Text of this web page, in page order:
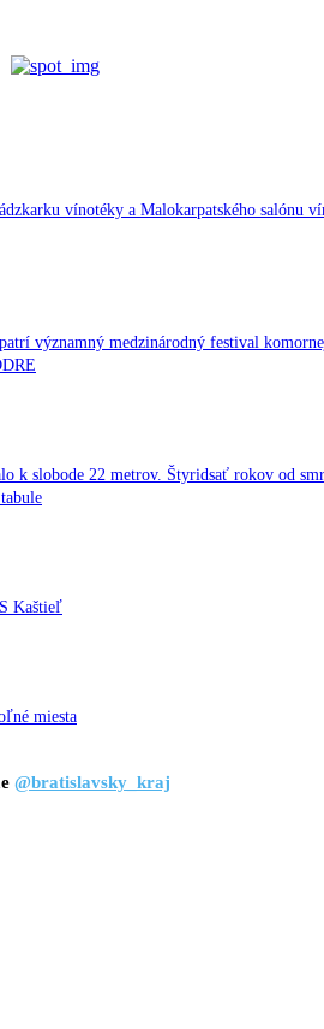
vínotéky a Malokarpatského salónu
významný medzinárodný festival
k slobode 22 metrov. Štyridsať rokov od
Kaštieľ
miesta
@bratislavsky_kraj